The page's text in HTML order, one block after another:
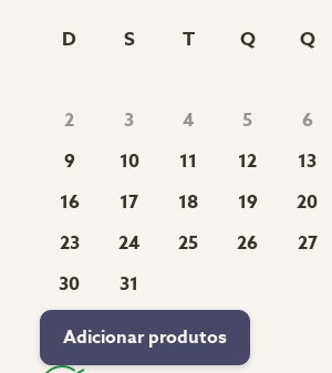
D S T Q Q
2
3 4 5 6
9
10 11 12 13
16
17 18 19 20
23
24 25 26 27
30
31
Adicionar produtos